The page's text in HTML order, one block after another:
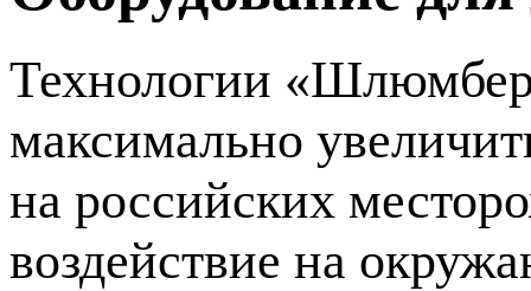
Технологии
максимально
на российских
воздействие на